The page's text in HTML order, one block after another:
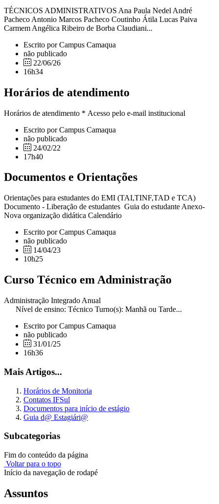
TÉCNICOS ADMINISTRATIVOS Ana Paula Nedel André
Pacheco Antonio Marcos Pacheco Coutinho Átila Lucas Paiva
Carmem Angélica Ribeiro de Borba Claudiani...
Escrito por Campus Camaqua
não publicado
22/06/26
16h34
Horários de atendimento
Horários de atendimento * Acesso pelo e-mail institucional
Escrito por Campus Camaqua
não publicado
24/02/22
17h40
Documentos e Orientações
Orientações para estudantes do EMI (TAI,TINF,TAD e TCA)
Documento - Liberação de estudantes Guia do estudante Anexo-
Nova organização didática Calendário
Escrito por Campus Camaqua
não publicado
14/04/23
10h25
Curso Técnico em Administração
Administração Integrado Anual
Nível de ensino: Técnico Turno(s): Manhã ou Tarde...
Escrito por Campus Camaqua
não publicado
31/01/25
16h36
Mais Artigos...
Horários de Monitoria
Contatos IFSul
Documentos para início de estágio
Guia d@ Estagiári@
Subcategorias
Fim do conteúdo da página
Voltar para o topo
Início da navegação de rodapé
Assuntos